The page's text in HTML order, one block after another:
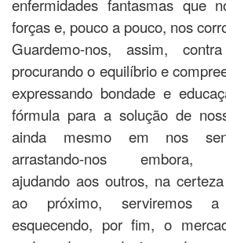
enfermidades fantasmas que
forças e, pouco a pouco, nos
Guardemo-nos, assim,
procurando o equilíbrio e
expressando bondade e
fórmula para a solução de
ainda mesmo em nos
arrastando-nos embora,
ajudando aos outros, na
ao próximo, serviremos
esquecendo, por fim, o